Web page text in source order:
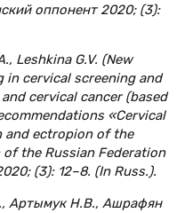
оппонент 2020; (3):
Leshkina G.V. (New
cervical screening and
cervical cancer (based
«Cervical
and ectropion of the
the Russian Federation
(3): 12–8. (In Russ.).
Артымук Н.В., Ашрафян